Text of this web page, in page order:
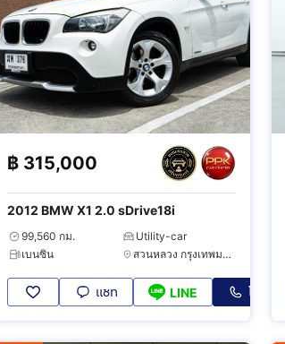
฿ 315,000
2012 BMW X1 2.0 sDrive18i
99,560 กม.
Utility-car
เบนซิน
สวนหลวง กรุงเทพมหานคร
แชท LINE โทร